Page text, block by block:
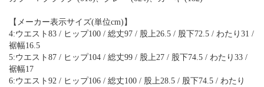
【メーカー表示サイズ(単位cm)】
4:ウエスト83 / ヒップ100 / 総丈97 / 股上26.5 / 股下72.5 / わたり31 /
裾幅16.5
5:ウエスト87 / ヒップ104 / 総丈99 / 股上27 / 股下74.5 / わたり33 /
裾幅17
6:ウエスト92 / ヒップ106 / 総丈100 / 股上28.5 / 股下74.5 / わたり